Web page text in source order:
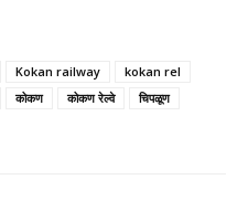
Kokan railway
kokan rel
कोकण कोकण रेल्वे
चिपळूण